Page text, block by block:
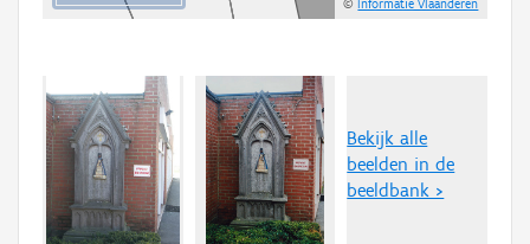
©Informatie Vlaanderen
Bekijk alle
beelden in de
beeldbank >